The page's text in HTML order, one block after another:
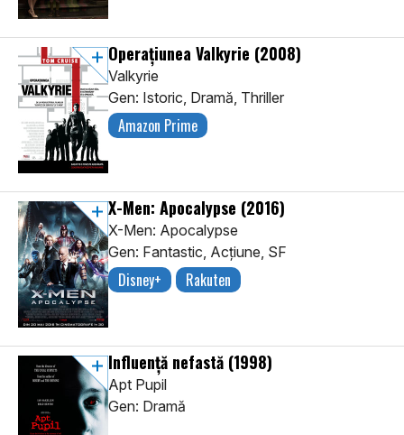
Operațiunea Valkyrie (2008)
Valkyrie
Gen: Istoric, Dramă, Thriller
Amazon Prime
X-Men: Apocalypse (2016)
X-Men: Apocalypse
Gen: Fantastic, Acţiune, SF
Disney+ Rakuten
Influență nefastă (1998)
Apt Pupil
Gen: Dramă